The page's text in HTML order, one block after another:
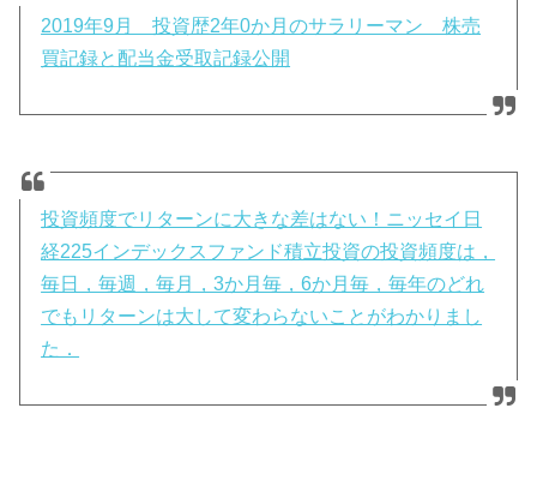
2019年9月 投資歴2年0か月のサラリーマン 株売
買記録と配当金受取記録公開
投資頻度でリターンに大きな差はない！ニッセイ日
経225インデックスファンド積立投資の投資頻度は，
毎日，毎週，毎月，3か月毎，6か月毎，毎年のどれ
でもリターンは大して変わらないことがわかりまし
た．